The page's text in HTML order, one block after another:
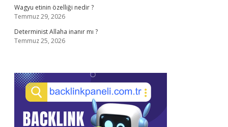
Wagyu etinin özelliği nedir ?
Temmuz 29, 2026
Determinist Allaha inanır mı ?
Temmuz 25, 2026